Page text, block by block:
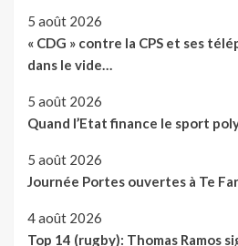
5 août 2026
« CDG » contre la CPS et ses
dans le vide…
5 août 2026
Quand l’Etat finance le sport
5 août 2026
Journée Portes ouvertes à Te
4 août 2026
Top 14 (rugby): Thomas Ramos